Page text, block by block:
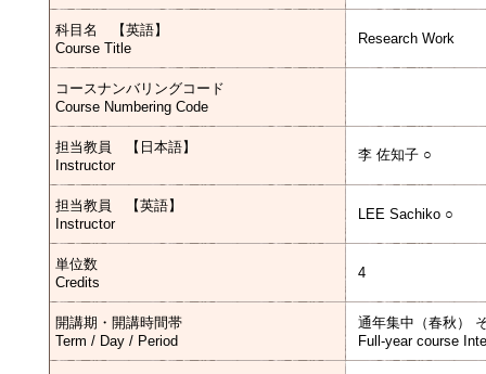
科目名 【英語】
Course Title
Research Work
コースナンバリングコード
Course Numbering Code
担当教員 【日本語】
Instructor
李 佐知子 ○
担当教員 【英語】
Instructor
LEE Sachiko ○
単位数
Credits
4
開講期・開講時間帯
Term / Day / Period
通年集中（春秋）
Full-year course